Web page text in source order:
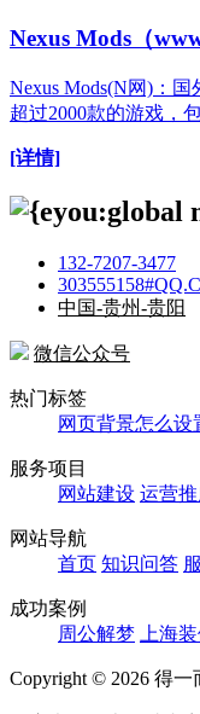
Nexus Mods（
Nexus Mods(N网)：
超过2000款的游戏，
[详情]
132-7207-3477
中国-贵州-贵阳
微信公众号
热门标签
网页背景怎么设
服务项目
网站建设 运营
网站导航
首页 知识问答
成功案例
周公解梦
上海
Copyright © 2026 得